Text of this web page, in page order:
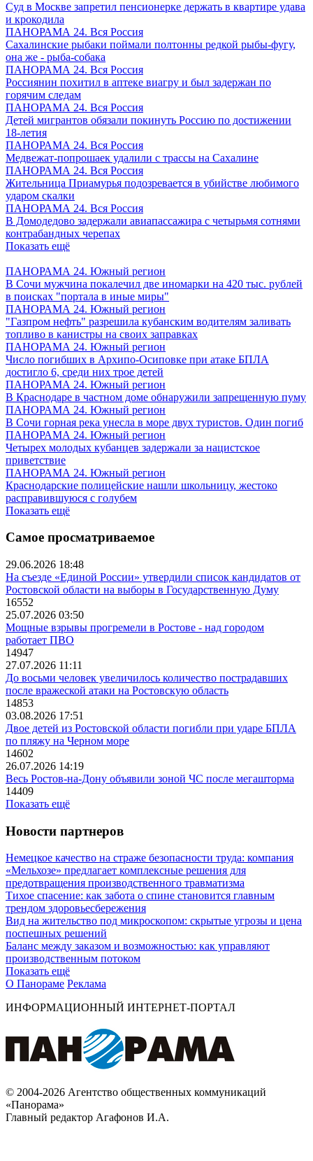
Суд в Москве запретил пенсионерке держать в квартире удава
и крокодила
ПАНОРАМА 24. Вся Россия
Сахалинские рыбаки поймали полтонны редкой рыбы-фугу,
она же - рыба-собака
ПАНОРАМА 24. Вся Россия
Россиянин похитил в аптеке виагру и был задержан по
горячим следам
ПАНОРАМА 24. Вся Россия
Детей мигрантов обязали покинуть Россию по достижении
18-летия
ПАНОРАМА 24. Вся Россия
Медвежат-попрошаек удалили с трассы на Сахалине
ПАНОРАМА 24. Вся Россия
Жительница Приамурья подозревается в убийстве любимого
ударом скалки
ПАНОРАМА 24. Вся Россия
В Домодедово задержали авиапассажира с четырьмя сотнями
контрабандных черепах
Показать ещё
ПАНОРАМА 24. Южный регион
В Сочи мужчина покалечил две иномарки на 420 тыс. рублей
в поисках "портала в иные миры"
ПАНОРАМА 24. Южный регион
"Газпром нефть" разрешила кубанским водителям заливать
топливо в канистры на своих заправках
ПАНОРАМА 24. Южный регион
Число погибших в Архипо-Осиповке при атаке БПЛА
достигло 6, среди них трое детей
ПАНОРАМА 24. Южный регион
В Краснодаре в частном доме обнаружили запрещенную пуму
ПАНОРАМА 24. Южный регион
В Сочи горная река унесла в море двух туристов. Один погиб
ПАНОРАМА 24. Южный регион
Четырех молодых кубанцев задержали за нацистское
приветствие
ПАНОРАМА 24. Южный регион
Краснодарские полицейские нашли школьницу, жестоко
расправившуюся с голубем
Показать ещё
Самое просматриваемое
29.06.2026 18:48
На съезде «Единой России» утвердили список кандидатов от
Ростовской области на выборы в Государственную Думу
16552
25.07.2026 03:50
Мощные взрывы прогремели в Ростове - над городом
работает ПВО
14947
27.07.2026 11:11
До восьми человек увеличилось количество пострадавших
после вражеской атаки на Ростовскую область
14853
03.08.2026 17:51
Двое детей из Ростовской области погибли при ударе БПЛА
по пляжу на Черном море
14602
26.07.2026 14:19
Весь Ростов-на-Дону объявили зоной ЧС после мегашторма
14409
Показать ещё
Новости партнеров
Немецкое качество на страже безопасности труда: компания
«Мельхозе» предлагает комплексные решения для
предотвращения производственного травматизма
Тихое спасение: как забота о спине становится главным
трендом здоровьесбережения
Вид на жительство под микроскопом: скрытые угрозы и цена
поспешных решений
Баланс между заказом и возможностью: как управляют
производственным потоком
Показать ещё
О Панораме Реклама
ИНФОРМАЦИОННЫЙ ИНТЕРНЕТ-ПОРТАЛ
© 2004-2026 Агентство общественных коммуникаций
«Панорама»
Главный редактор Агафонов И.А.